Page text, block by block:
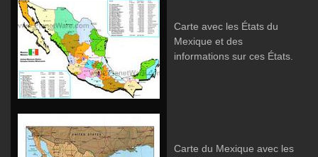
Carte avec les États du
Mexique et des
informations sur ces États.
Carte du Mexique avec les